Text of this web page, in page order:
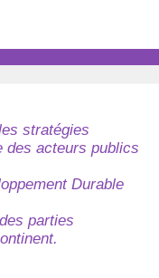
stratégies
des acteurs publics
Durable
parties